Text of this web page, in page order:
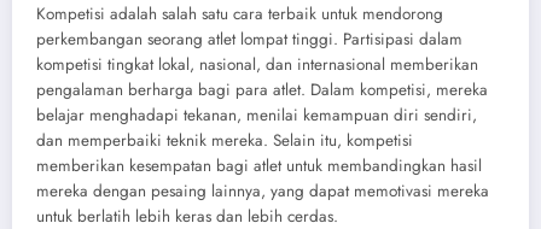
Kompetisi adalah salah satu cara terbaik untuk mendorong
perkembangan seorang atlet lompat tinggi. Partisipasi dalam
kompetisi tingkat lokal, nasional, dan internasional memberikan
pengalaman berharga bagi para atlet. Dalam kompetisi, mereka
belajar menghadapi tekanan, menilai kemampuan diri sendiri,
dan memperbaiki teknik mereka. Selain itu, kompetisi
memberikan kesempatan bagi atlet untuk membandingkan hasil
mereka dengan pesaing lainnya, yang dapat memotivasi mereka
untuk berlatih lebih keras dan lebih cerdas.